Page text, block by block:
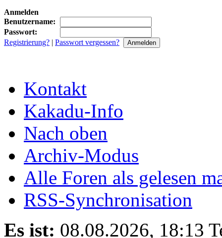
Anmelden
Benutzername:
Passwort:
Registrierung? | Passwort vergessen?
Kontakt
Kakadu-Info
Nach oben
Archiv-Modus
Alle Foren als gelesen
RSS-Synchronisation
Es ist: 08.08.2026, 18:13